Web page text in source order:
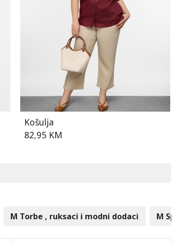
Košulja
82,95 KM
M Torbe , ruksaci i modni dodaci M